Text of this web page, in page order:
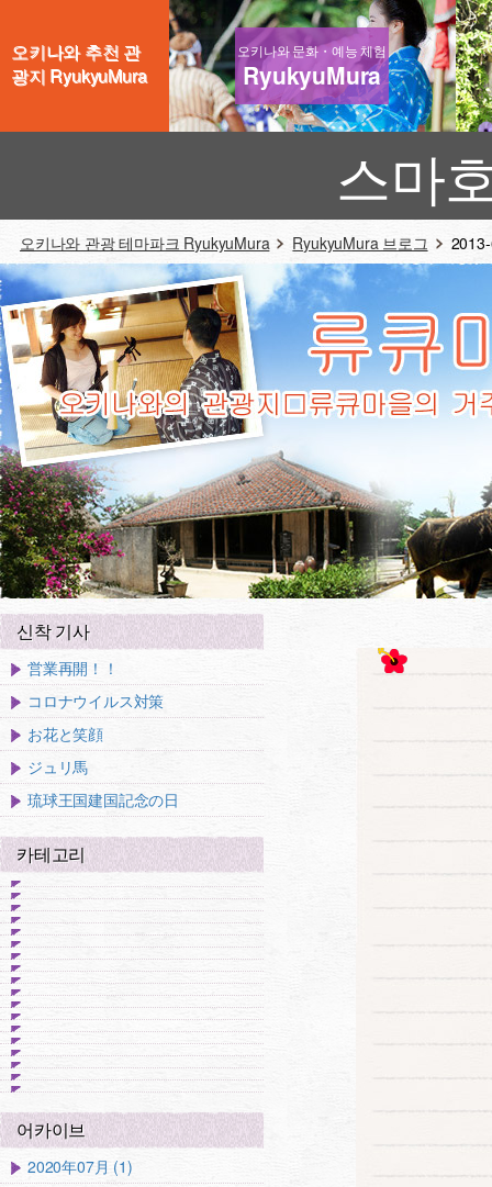
오키나와 추천 관
광지 RyukyuMura
오키나와 문화・예능 체험
RyukyuMura
스마
오키나와 관광 테마파크 RyukyuMura RyukyuMura 브로그
신착 기사
営業再開！！
コロナウイルス対策
お花と笑顔
ジュリ馬
琉球王国建国記念の日
카테고리
어카이브
2020年07月 (1)